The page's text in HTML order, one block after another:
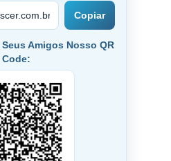
Copiar
Amigos Nosso QR
Code: